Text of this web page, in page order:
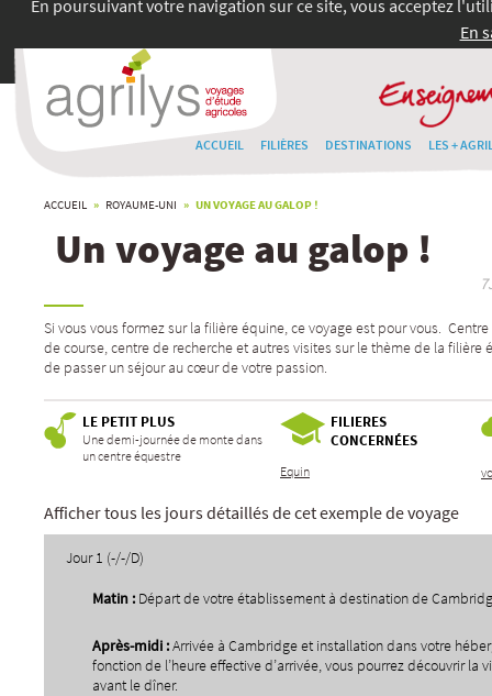
En poursuivant votre navigation sur ce site, vous acceptez
En
ACCUEIL FILIÈRES DESTINATIONS LES +
ACCUEIL » ROYAUME-UNI » UN VOYAGE AU GALOP !
Un voyage au galop !
Si vous vous formez sur la filière équine, ce voyage est pour vous.
de course, centre de recherche et autres visites sur le thème de la filière
de passer un séjour au cœur de votre passion.
LE PETIT PLUS
Une demi-journée de monte dans
un centre équestre
FILIERES
CONCERNÉES
Equin
Afficher tous les jours détaillés de cet exemple de voyage
Jour 1 (-/-/D)
Matin : Départ de votre établissement à destination de
Après-midi :Arrivée à Cambridge et installation dans votre
fonction de l’heure effective d’arrivée, vous pourrez découvrir la
avant le dîner.